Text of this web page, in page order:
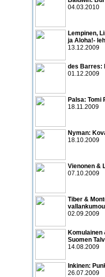
04.03.2010
Lempinen,
ja Aloha!-
13.12.2009
des Barres:
01.12.2009
Palsa: Tomi
18.11.2009
Nyman:
18.10.2009
Vienonen &
07.10.2009
Tiber &
02.09.2009
Komulainen
Suomen
14.08.2009
Inkinen:
26.07.2009